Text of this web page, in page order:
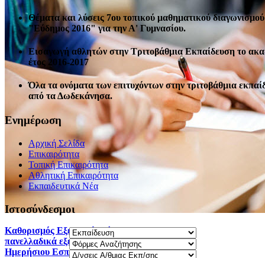
Καθορισμός Eξεταστέας ύλης 2025-2026 για τα
πανελλαδικά εξεταζόμενα μαθήματα Γ΄ τάξης
Ημερήσιου Εσπερινού ΓΕΛ.
Θέματα και λύσεις 7ου τοπικού μαθηματικού διαγωνισμού
"Εύδημος 2016" για την Α' Γυμνασίου.
Εισαγωγή αθλητών στην Τριτοβάθμια Εκπαίδευση το
έτος 2016-2017
Όλα τα ονόματα των επιτυχόντων στην τριτοβάθμια
από τα Δωδεκάνησα.
Ενημέρωση
Αρχική Σελίδα
Επικαιρότητα
Τοπική Επικαιρότητα
Αθλητική Επικαιρότητα
Eκπαιδευτικά Νέα
Ιστοσύνδεσμοι